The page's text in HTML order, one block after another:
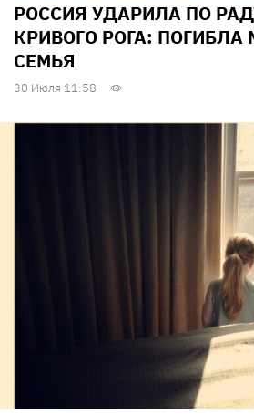
РОССИЯ УДАРИЛА ПО
КРИВОГО РОГА: ПОГИБЛА
СЕМЬЯ
30 Июля 11:58